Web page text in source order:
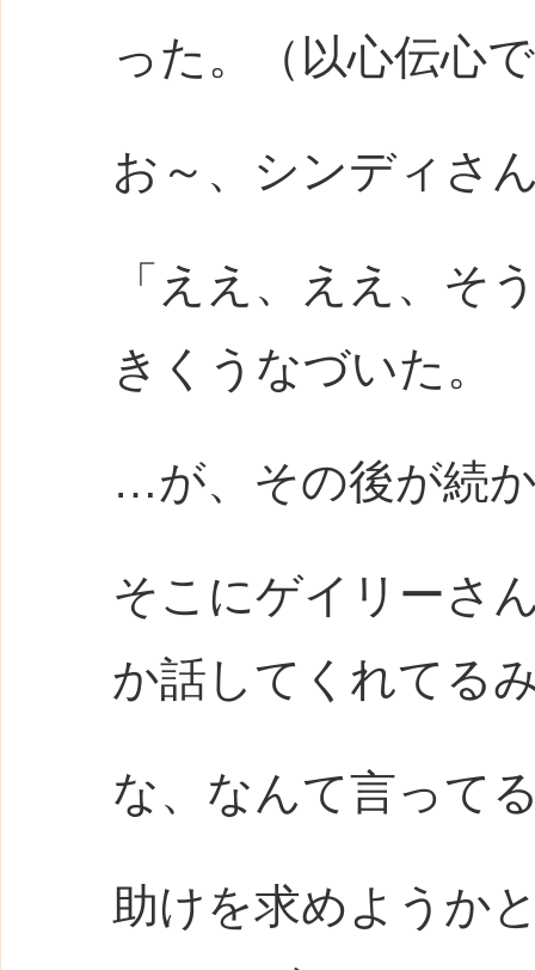
った。（以心伝心
お～、シンディさ
「ええ、ええ、そ
きくうなづいた。
…が、その後が続
そこにゲイリーさ
か話してくれてる
な、なんて言って
助けを求めようか